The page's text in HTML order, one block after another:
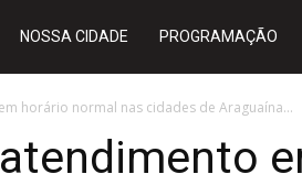
NOSSA CIDADE PROGRAMAÇÃO
horário normal nas cidades de Araguaína...